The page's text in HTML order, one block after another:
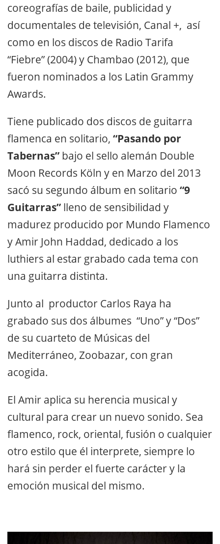
coreografías de baile, publicidad y
documentales de televisión, Canal +, así
como en los discos de Radio Tarifa
“Fiebre” (2004) y Chambao (2012), que
fueron nominados a los Latin Grammy
Awards.
Tiene publicado dos discos de guitarra
flamenca en solitario, “Pasando por
Tabernas” bajo el sello alemán Double
Moon Records Köln y en Marzo del 2013
sacó su segundo álbum en solitario “9
Guitarras” lleno de sensibilidad y
madurez producido por Mundo Flamenco
y Amir John Haddad, dedicado a los
luthiers al estar grabado cada tema con
una guitarra distinta.
Junto al productor Carlos Raya ha
grabado sus dos álbumes “Uno” y “Dos”
de su cuarteto de Músicas del
Mediterráneo, Zoobazar, con gran
acogida.
El Amir aplica su herencia musical y
cultural para crear un nuevo sonido. Sea
flamenco, rock, oriental, fusión o cualquier
otro estilo que él interprete, siempre lo
hará sin perder el fuerte carácter y la
emoción musical del mismo.